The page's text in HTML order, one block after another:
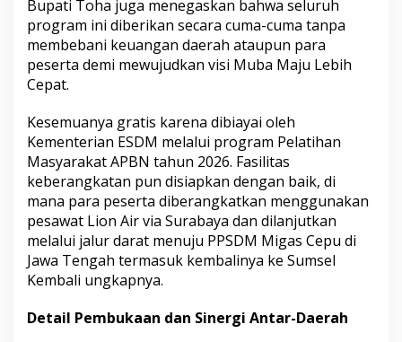
s
y
a
r
t
A
P
B
N
-
T
A
2
6
Bupati Toha juga menegaskan bahwa seluruh
program ini diberikan secara cuma-cuma tanpa
membebani keuangan daerah ataupun para
peserta demi mewujudkan visi Muba Maju Lebih
Cepat.
Kesemuanya gratis karena dibiayai oleh
Kementerian ESDM melalui program Pelatihan
Masyarakat APBN tahun 2026. Fasilitas
keberangkatan pun disiapkan dengan baik, di
mana para peserta diberangkatkan menggunakan
pesawat Lion Air via Surabaya dan dilanjutkan
melalui jalur darat menuju PPSDM Migas Cepu di
Jawa Tengah termasuk kembalinya ke Sumsel
Kembali ungkapnya.
Detail Pembukaan dan Sinergi Antar-Daerah